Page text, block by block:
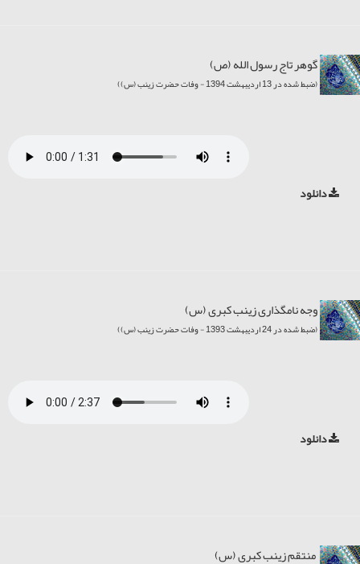
گوهر تاج رسول الله (ص)
(ضبط شده در 13 اردیبهشت 1394 - وفات حضرت زینب (س))
دانلود
وجه نامگذاری زینب کبری (س)
(ضبط شده در 24 اردیبهشت 1393 - وفات حضرت زینب (س))
دانلود
منتقم زینب کبری (س)